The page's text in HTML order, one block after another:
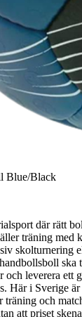
Blue/Black
där rätt
träning med
skolturnering
ska
och leverera ett
Här i Sverige
träning och
att priset